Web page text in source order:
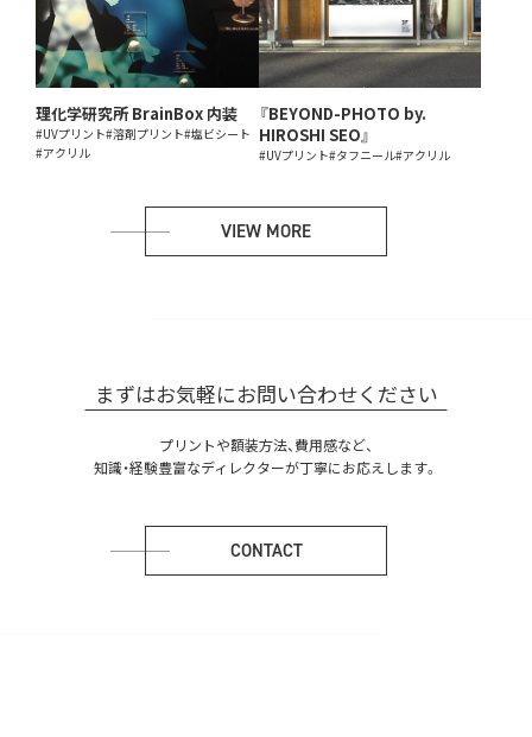
理化学研究所 BrainBox 内装
#UVプリント#溶剤プリント#塩ビシート
#アクリル
『BEYOND-PHOTO by.
HIROSHI SEO』
#UVプリント#タフニール#アクリル
VIEW MORE
まずはお気軽にお問い合わせください
プリントや額装方法、費用感など、
知識・経験豊富なディレクターが丁寧にお応えします。
CONTACT